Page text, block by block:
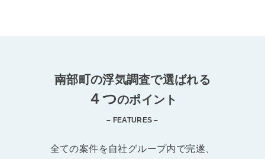
南部町の浮気調査で選ばれる
４つのポイント
– FEATURES –
全ての案件を自社グループ内で完遂、